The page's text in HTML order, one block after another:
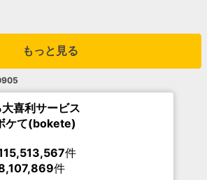
もっと見る
喜利サービス
ケて(bokete)
件
件